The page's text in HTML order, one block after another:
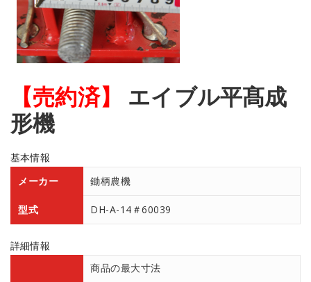
【売約済】
エイブル平髙成
形機
基本情報
メーカー
鋤柄農機
型式 DH-A-14＃60039
詳細情報
商品の最大寸法